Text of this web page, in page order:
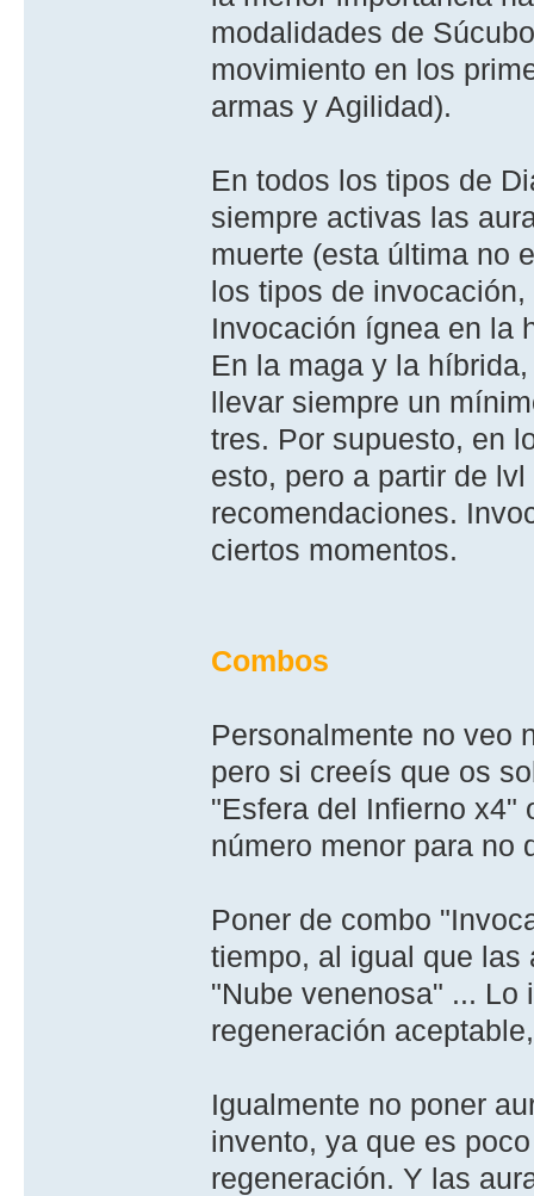
modalidades de
movimiento en los
armas y Agilidad).
En todos los tipos de
siempre activas las
muerte (esta última no
los tipos de
Invocación ígnea en la
En la maga y la
llevar siempre un
tres. Por supuesto, en
esto, pero a partir de
recomendaciones.
ciertos momentos.
Combos
Personalmente no veo
pero si creeí­s que os
"Esfera del Infierno x4"
número menor para no
Poner de combo
tiempo, al igual que las
"Nube venenosa" ... Lo
regeneración
Igualmente no poner
invento, ya que es
regeneración. Y las